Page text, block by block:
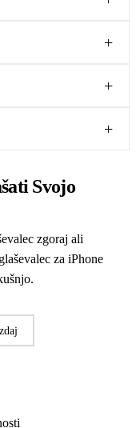
Svojo
zgoraj ali
za iPhone